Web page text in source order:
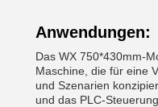
Anwendungen:
Das WX 750*430mm-
Maschine, die für eine
und Szenarien
und das PLC-